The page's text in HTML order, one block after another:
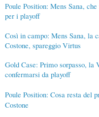
Poule Position: Mens Sana,
per i playoff
Così in campo: Mens Sana, la
Costone, spareggio Virtus
Gold Case: Primo sorpasso, la
confermarsi da playoff
Poule Position: Cosa resta del
Costone